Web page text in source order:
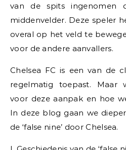
van de spits ingenomen
middenvelder. Deze speler
overal op het veld te
voor de andere aanvallers.
Chelsea FC is een van de
regelmatig toepast. Maar
voor deze aanpak en hoe
In deze blog gaan we
de ‘false nine’ door Chelsea.